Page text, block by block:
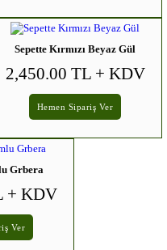
Sepette Kırmızı Beyaz Gül
2,450.00 TL + KDV
Hemen Sipariş Ver
Grbera
+ KDV
Ver